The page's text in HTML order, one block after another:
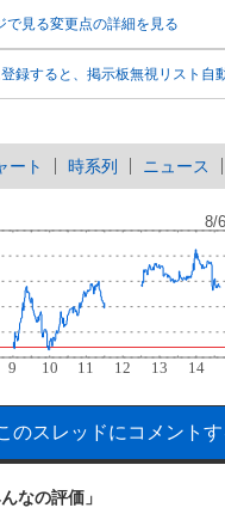
で見る変更点の詳細を見る
録すると、掲示板無視リスト自
ート 時系列 ニュース
のスレッドにコメントす
なの評価」